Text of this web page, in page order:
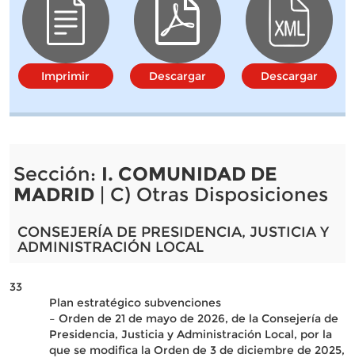
Imprimir Descargar Descargar
Sección: I. COMUNIDAD DE
MADRID| C) Otras Disposiciones
CONSEJERÍA DE PRESIDENCIA, JUSTICIA Y
ADMINISTRACIÓN LOCAL
33
Plan estratégico subvenciones
– Orden de 21 de mayo de 2026, de la Consejería de
Presidencia, Justicia y Administración Local, por la
que se modifica la Orden de 3 de diciembre de 2025,